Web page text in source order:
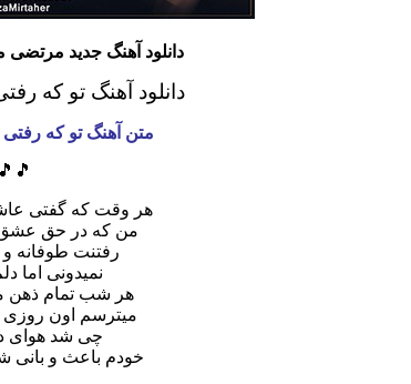
دانلود آهنگ جدید مرتضی
دانلود آهنگ تو که
متن آهنگ تو که رفتی
هر وقت که گفتی
من که در حق عشق
رفتنت طوفانه
نمیدونی اما
هر شب تمام ذهن
میترسم اون روزی
چی شد هوای
خودم باعث و بانی